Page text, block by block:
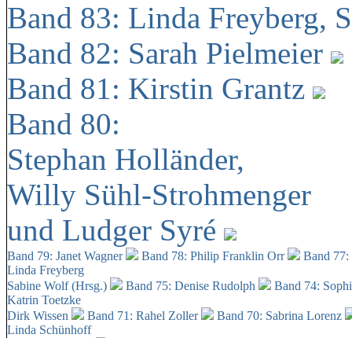
Band 83: Linda Freyberg,
Band 82: Sarah Pielmeier
Band 81: Kirstin Grantz
Band 80:
Stephan Holländer,
Willy Sühl-Strohmenger
und Ludger Syré
Band 79: Janet Wagner Band 78: Philip Franklin Orr
Band
Linda Freyberg
Sabine Wolf (Hrsg.)
Band 75: Denise Rudolph
Band 74:
Katrin Toetzke
Dirk Wissen
Band 71: Rahel Zoller
Band 70: Sabrina Lorenz
Linda Schünhoff